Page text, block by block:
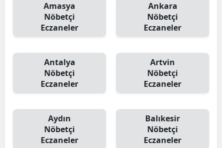
Amasya
Nöbetçi
Eczaneler
Ankara
Nöbetçi
Eczaneler
Antalya
Nöbetçi
Eczaneler
Artvin
Nöbetçi
Eczaneler
Aydın
Nöbetçi
Eczaneler
Balıkesir
Nöbetçi
Eczaneler